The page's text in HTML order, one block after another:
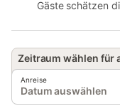
Gäste schätzen
Zeitraum wählen für
Anreise
Datum auswählen